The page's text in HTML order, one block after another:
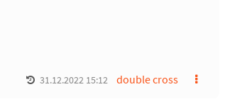
double cross
31.12.2022 15:12